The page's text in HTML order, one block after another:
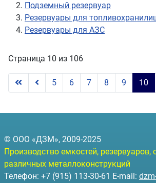
Подземный резервуар
Резервуары для
Резервуары для АЗС
Страница 10 из 106
5 6 7 8 9 10
© ООО «ДЗМ», 2009-2025
Производство емкостей, резервуаров,
различных металлоконструкций
Телефон: +7 (915) 113-30-61 E-mail: